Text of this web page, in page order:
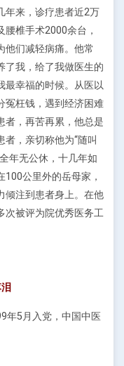
年来，诊疗患者近2万
腰椎手术2000余台，
他们减轻病痛。他常
了我，给了我做医生的
最幸福的时候。从医以
冤枉钱，遇到经济困难
者，再苦再累，他总是
，亲切称他为“随叫
年无公休，十几年如
公里外的岳母家，
倾注到患者身上。在他
次被评为院优秀医务工
年5月入党，中国中医